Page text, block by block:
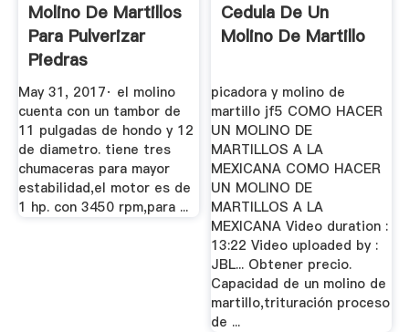
Molino De Martillos
Para Pulverizar
Piedras
"popocatepetl ...
May 31, 2017· el molino
cuenta con un tambor de
11 pulgadas de hondo y 12
de diametro. tiene tres
chumaceras para mayor
estabilidad,el motor es de
1 hp. con 3450 rpm,para ...
Cedula De Un
Molino De Martillo
picadora y molino de
martillo jf5 COMO HACER
UN MOLINO DE
MARTILLOS A LA
MEXICANA COMO HACER
UN MOLINO DE
MARTILLOS A LA
MEXICANA Video duration :
13:22 Video uploaded by :
JBL... Obtener precio.
Capacidad de un molino de
martillo,trituración proceso
de ...